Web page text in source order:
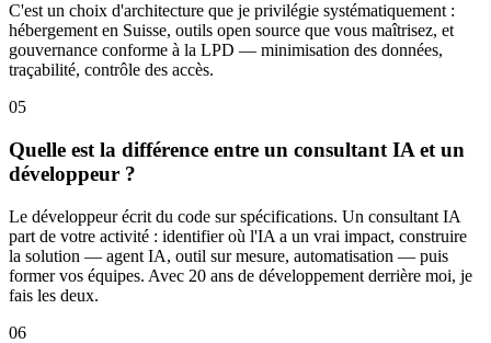
C'est un choix d'architecture que je privilégie systématiquement :
hébergement en Suisse, outils open source que vous maîtrisez, et
gouvernance conforme à la LPD — minimisation des données,
traçabilité, contrôle des accès.
05
Quelle est la différence entre un consultant IA et un
développeur ?
Le développeur écrit du code sur spécifications. Un consultant IA
part de votre activité : identifier où l'IA a un vrai impact, construire
la solution — agent IA, outil sur mesure, automatisation — puis
former vos équipes. Avec 20 ans de développement derrière moi, je
fais les deux.
06